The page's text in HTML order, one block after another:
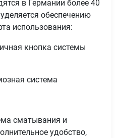
в Германии более 40
обеспечению
использования:
кнопка системы
система
сматывания и
удобство,